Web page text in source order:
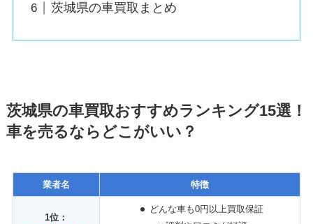
茨城県の車買取まとめ
茨城県の車買取おすすめランキング15選！
車を売るならどこがいい？
業者名 特徴
1位：
どんな車も0円以上買取保証